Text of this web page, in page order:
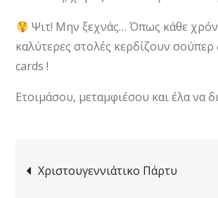
Ψιτ! Μην ξεχνάς… Όπως κάθε
καλύτερες στολές κερδίζουν
cards !
Ετοιμάσου, μεταμφιέσου και έλα να
Post
Χριστουγεννιάτικο Πάρτυ